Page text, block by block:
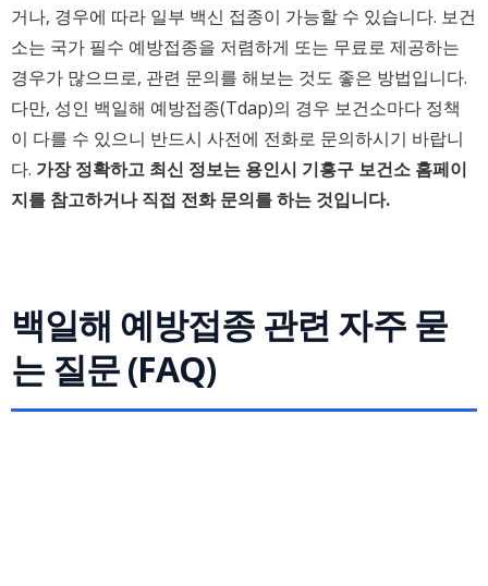
거나, 경우에 따라 일부 백신 접종이 가능할 수 있습니다. 보건
소는 국가 필수 예방접종을 저렴하게 또는 무료로 제공하는
경우가 많으므로, 관련 문의를 해보는 것도 좋은 방법입니다.
다만, 성인 백일해 예방접종(Tdap)의 경우 보건소마다 정책
이 다를 수 있으니 반드시 사전에 전화로 문의하시기 바랍니
다. 가장 정확하고 최신 정보는 용인시 기흥구 보건소 홈페이
지를 참고하거나 직접 전화 문의를 하는 것입니다.
백일해 예방접종 관련 자주 묻
는 질문 (FAQ)